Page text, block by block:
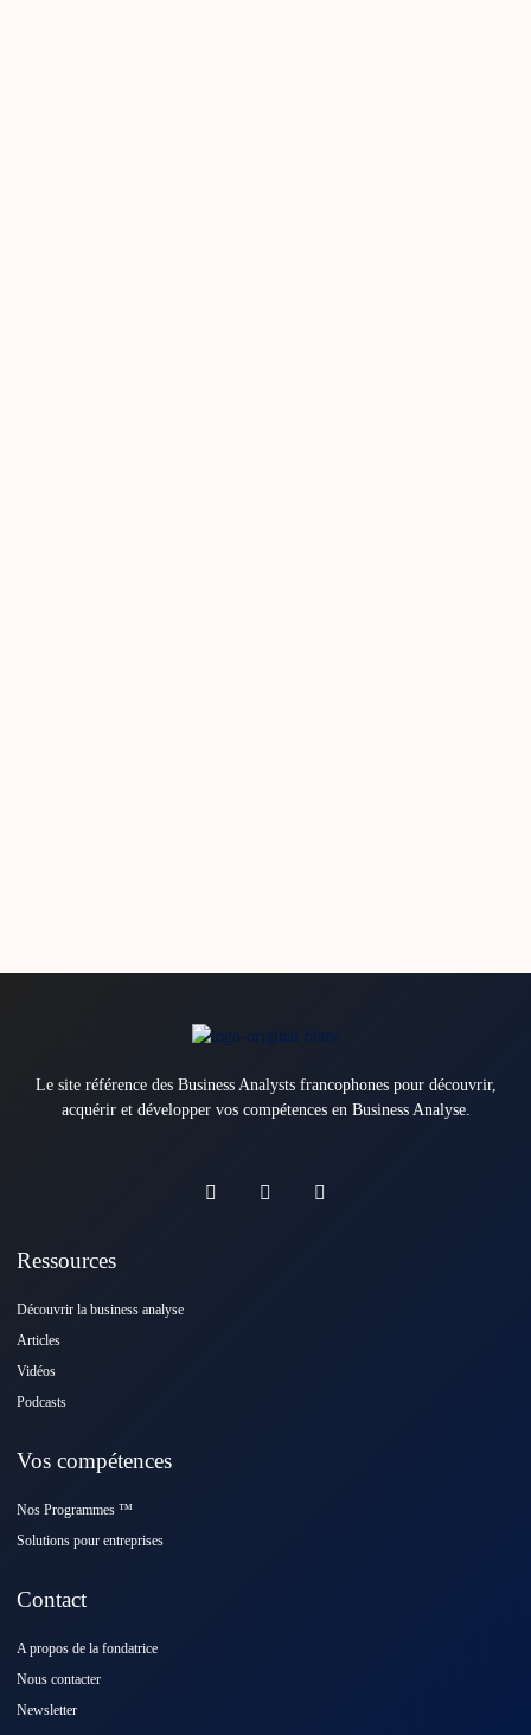
Le site référence des Business Analysts francophones pour découvrir,
acquérir et développer vos compétences en Business Analyse.
Ressources
Découvrir la business analyse
Articles
Vidéos
Podcasts
Vos compétences
Nos Programmes ™️
Solutions pour entreprises
Contact
A propos de la fondatrice
Nous contacter
Newsletter